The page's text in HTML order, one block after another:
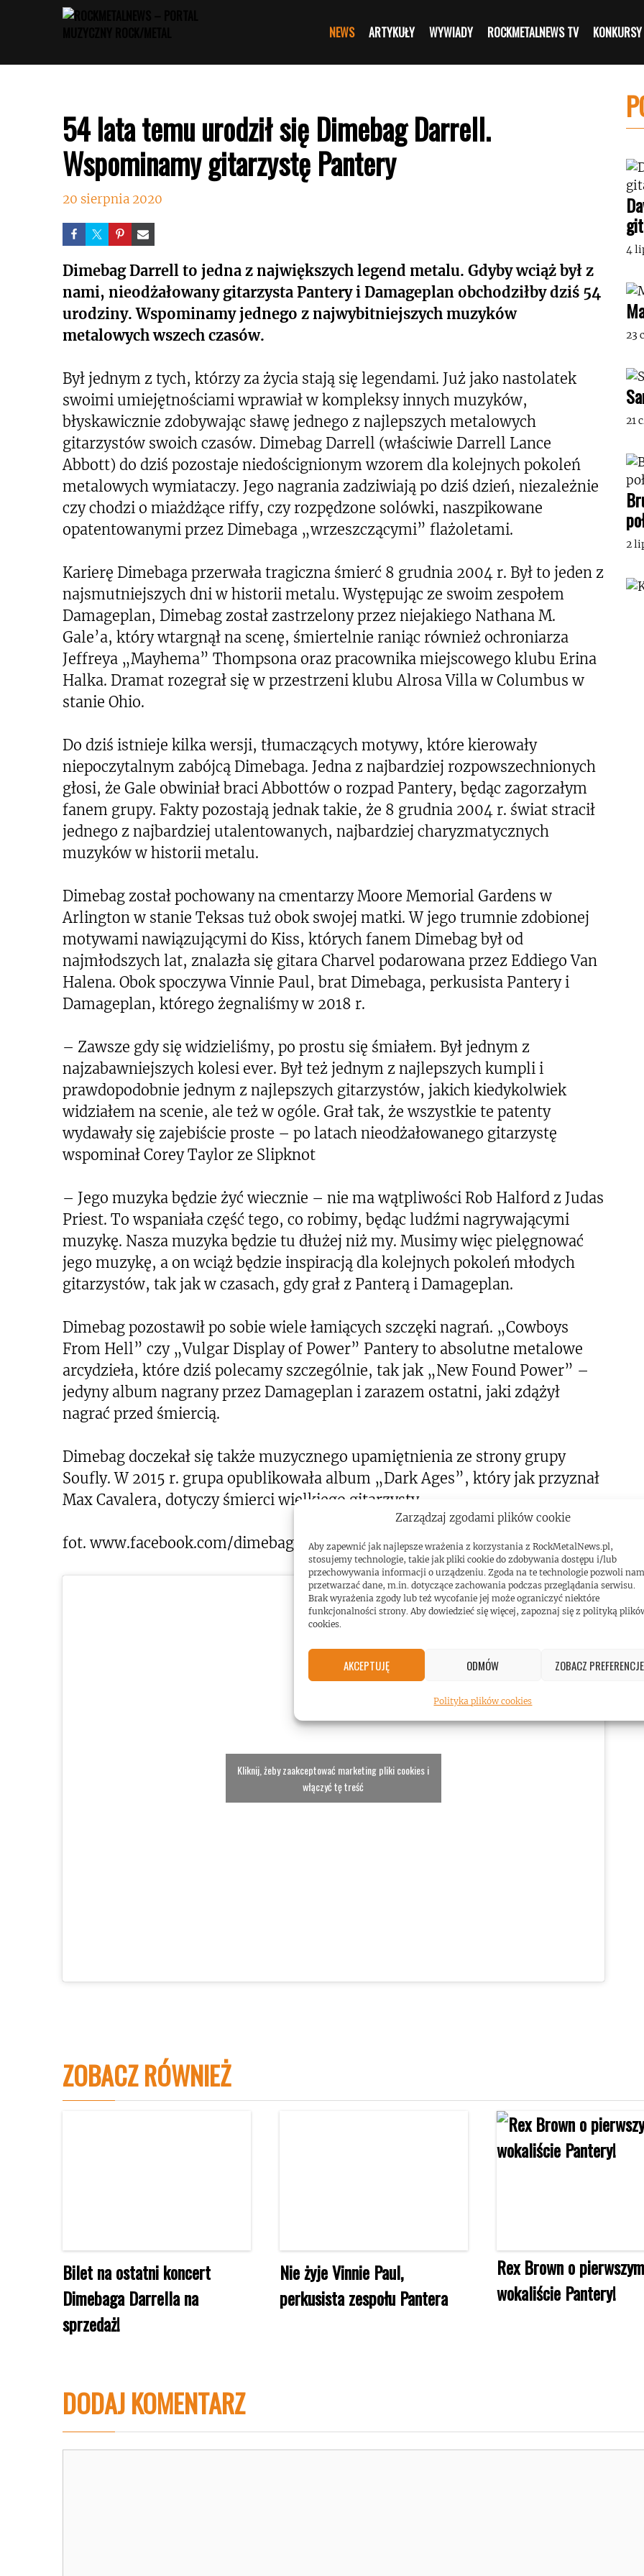
Zarządzaj zgodami plików cookie
Aby zapewnić jak najlepsze wrażenia z korzystania z RockMetalNews.pl,
stosujemy technologie, takie jak pliki cookie do zdobywania dostępu i/lub
przechowywania informacji o urządzeniu. Zgoda na te technologie pozwoli nam
przetwarzać dane, m.in. dotyczące zachowania podczas przeglądania serwisu.
Brak wyrażenia zgody lub też wycofanie jej może ograniczyć niektóre
funkcjonalności strony. Aby dowiedzieć się więcej, zapoznaj się z polityką
cookies.
AKCEPTUJĘ ODMÓW ZOBACZ PREFERENCJE
Polityka plików cookies
NEWS ARTYKUŁY WYWIADY ROCKMETALNEWS TV KONKURSY
54 lata temu urodził się Dimebag Darrell.
Wspominamy gitarzystę Pantery
20 sierpnia 2020
Dimebag Darrell to jedna z największych legend metalu. Gdyby wciąż był z
nami, nieodżałowany gitarzysta Pantery i Damageplan obchodziłby dziś 54
urodziny. Wspominamy jednego z najwybitniejszych muzyków
metalowych wszech czasów.
Był jednym z tych, którzy za życia stają się legendami. Już jako nastolatek
swoimi umiejętnościami wprawiał w kompleksy innych muzyków,
błyskawicznie zdobywając sławę jednego z najlepszych metalowych
gitarzystów swoich czasów. Dimebag Darrell (właściwie Darrell Lance
Abbott) do dziś pozostaje niedoścignionym wzorem dla kolejnych pokoleń
metalowych wymiataczy. Jego nagrania zadziwiają po dziś dzień, niezależnie
czy chodzi o miażdżące riffy, czy rozpędzone solówki, naszpikowane
opatentowanymi przez Dimebaga „wrzeszczącymi” flażoletami.
Karierę Dimebaga przerwała tragiczna śmierć 8 grudnia 2004 r. Był to jeden z
najsmutniejszych dni w historii metalu. Występując ze swoim zespołem
Damageplan, Dimebag został zastrzelony przez niejakiego Nathana M.
Gale’a, który wtargnął na scenę, śmiertelnie raniąc również ochroniarza
Jeffreya „Mayhema” Thompsona oraz pracownika miejscowego klubu Erina
Halka. Dramat rozegrał się w przestrzeni klubu Alrosa Villa w Columbus w
stanie Ohio.
Do dziś istnieje kilka wersji, tłumaczących motywy, które kierowały
niepoczytalnym zabójcą Dimebaga. Jedna z najbardziej rozpowszechnionych
głosi, że Gale obwiniał braci Abbottów o rozpad Pantery, będąc zagorzałym
fanem grupy. Fakty pozostają jednak takie, że 8 grudnia 2004 r. świat stracił
jednego z najbardziej utalentowanych, najbardziej charyzmatycznych
muzyków w historii metalu.
Dimebag został pochowany na cmentarzy Moore Memorial Gardens w
Arlington w stanie Teksas tuż obok swojej matki. W jego trumnie zdobionej
motywami nawiązującymi do Kiss, których fanem Dimebag był od
najmłodszych lat, znalazła się gitara Charvel podarowana przez Eddiego Van
Halena. Obok spoczywa Vinnie Paul, brat Dimebaga, perkusista Pantery i
Damageplan, którego żegnaliśmy w 2018 r.
– Zawsze gdy się widzieliśmy, po prostu się śmiałem. Był jednym z
najzabawniejszych kolesi ever. Był też jednym z najlepszych kumpli i
prawdopodobnie jednym z najlepszych gitarzystów, jakich kiedykolwiek
widziałem na scenie, ale też w ogóle. Grał tak, że wszystkie te patenty
wydawały się zajebiście proste – po latach nieodżałowanego gitarzystę
wspominał Corey Taylor ze Slipknot
– Jego muzyka będzie żyć wiecznie – nie ma wątpliwości Rob Halford z Judas
Priest. To wspaniała część tego, co robimy, będąc ludźmi nagrywającymi
muzykę. Nasza muzyka będzie tu dłużej niż my. Musimy więc pielęgnować
jego muzykę, a on wciąż będzie inspiracją dla kolejnych pokoleń młodych
gitarzystów, tak jak w czasach, gdy grał z Panterą i Damageplan.
Dimebag pozostawił po sobie wiele łamiących szczęki nagrań. „Cowboys
From Hell” czy „Vulgar Display of Power” Pantery to absolutne metalowe
arcydzieła, które dziś polecamy szczególnie, tak jak „New Found Power” –
jedyny album nagrany przez Damageplan i zarazem ostatni, jaki zdążył
nagrać przed śmiercią.
Dimebag doczekał się także muzycznego upamiętnienia ze strony grupy
Soufly. W 2015 r. grupa opublikowała album „Dark Ages”, który jak przyznał
Max Cavalera, dotyczy śmierci wielkiego gitarzysty.
fot. www.facebook.com/dimebagdarrell
Kliknij, żeby zaakceptować marketing pliki cookies i
włączyć tę treść
4
23
21
2
ZOBACZ RÓWNIEŻ
Bilet na ostatni koncert
Dimebaga Darrella na
sprzedaż!
Nie żyje Vinnie Paul,
perkusista zespołu Pantera
Rex Brown o pierwszym
wokaliście Pantery!
DODAJ KOMENTARZ